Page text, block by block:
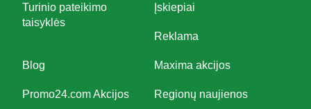
Turinio pateikimo
taisyklės
Įskiepiai
Reklama
Blog Maxima akcijos
Promo24.com Akcijos Regionų naujienos